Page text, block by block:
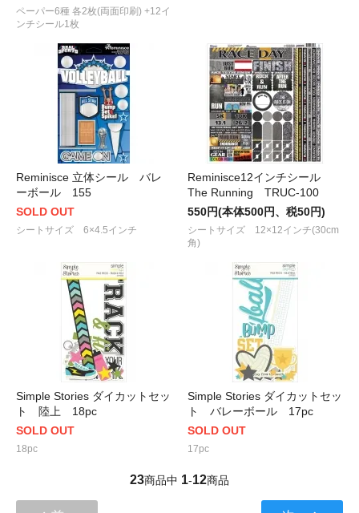
ペーパー6種 各2枚(両面印刷) +12イ
ンチシール1枚
Reminisce 立体シール バレ
ーボール 155
SOLD OUT
シートサイズ 6×4.5インチ
Reminisce12インチシール
The Running TRUC-100
550円(本体500円、税50円)
シートサイズ 12×12インチ(30cm
角)
Simple Stories ダイカットセッ
ト 陸上 18pc
SOLD OUT
18pc
Simple Stories ダイカットセッ
ト バレーボール 17pc
SOLD OUT
17pc
23商品中 1-12商品